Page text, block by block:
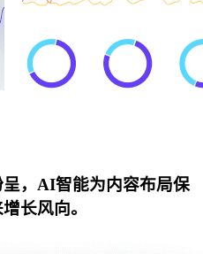
，AI智能为内容布局保
长风向。